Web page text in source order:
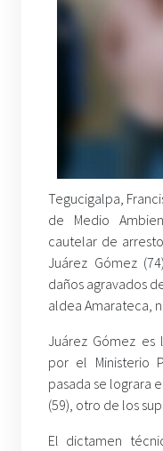
Tegucigalpa,
de Medio
cautelar de
Juárez Gómez
daños agravados
aldea Amarateca,
Juárez Gómez es
por el Ministerio
pasada se lograra
(59), otro de los
El dictamen